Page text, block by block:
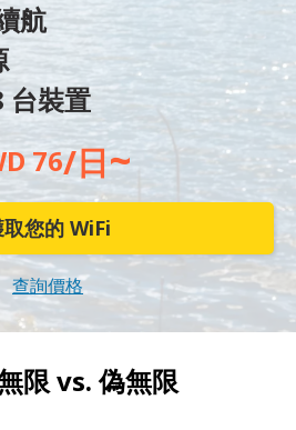
航
台裝置
76/日~
您的 WiFi
查詢價格
限 vs.偽無限